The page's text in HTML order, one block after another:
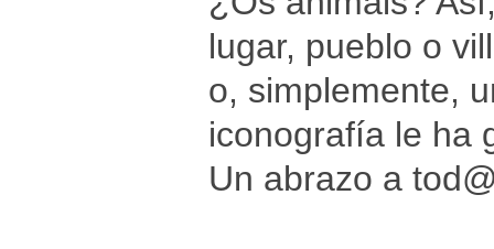
lugar, pueblo o
o, simplemente,
iconografía le ha
Un abrazo a